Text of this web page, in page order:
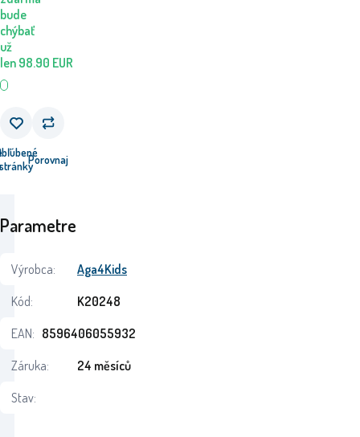
bude
chýbať
už
len 98.90 EUR
stránkyPorovnaj
Parametre
Výrobca:
Aga4Kids
Kód:
K20248
EAN: 8596406055932
Záruka:
24 měsíců
Stav: